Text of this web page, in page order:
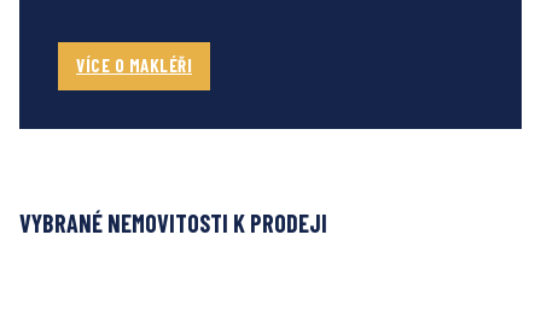
VÍCE O MAKLÉŘI
VYBRANÉ NEMOVITOSTI K PRODEJI